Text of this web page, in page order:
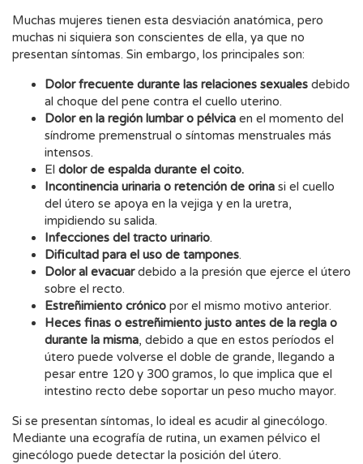
Muchas mujeres tienen esta desviación anatómica, pero
muchas ni siquiera son conscientes de ella, ya que no
presentan síntomas. Sin embargo, los principales son:
Dolor frecuente durante las relaciones sexuales debido
al choque del pene contra el cuello uterino.
Dolor en la región lumbar o pélvica en el momento del
síndrome premenstrual o síntomas menstruales más
intensos.
El dolor de espalda durante el coito.
Incontinencia urinaria o retención de orina si el cuello
del útero se apoya en la vejiga y en la uretra,
impidiendo su salida.
Infecciones del tracto urinario.
Dificultad para el uso de tampones.
Dolor al evacuardebido a la presión que ejerce el útero
sobre el recto.
Estreñimiento crónico por el mismo motivo anterior.
Heces finas o estreñimiento justo antes de la regla o
durante la misma, debido a que en estos períodos el
útero puede volverse el doble de grande, llegando a
pesar entre 120 y 300 gramos, lo que implica que el
intestino recto debe soportar un peso mucho mayor.
Si se presentan síntomas, lo ideal es acudir al ginecólogo.
Mediante una ecografía de rutina, un examen pélvico el
ginecólogo puede detectar la posición del útero.